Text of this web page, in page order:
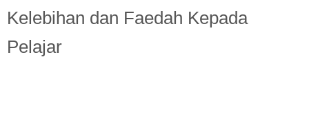
Pendidikan
Info Kerjaya
Kelebihan dan Faedah Kepada
Pelajar